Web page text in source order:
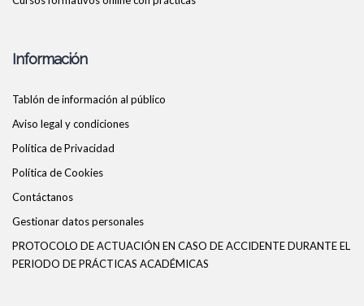
Información
Tablón de información al público
Aviso legal y condiciones
Política de Privacidad
Política de Cookies
Contáctanos
Gestionar datos personales
PROTOCOLO DE ACTUACIÓN EN CASO DE ACCIDENTE DURANTE EL
PERIODO DE PRÁCTICAS ACADÉMICAS